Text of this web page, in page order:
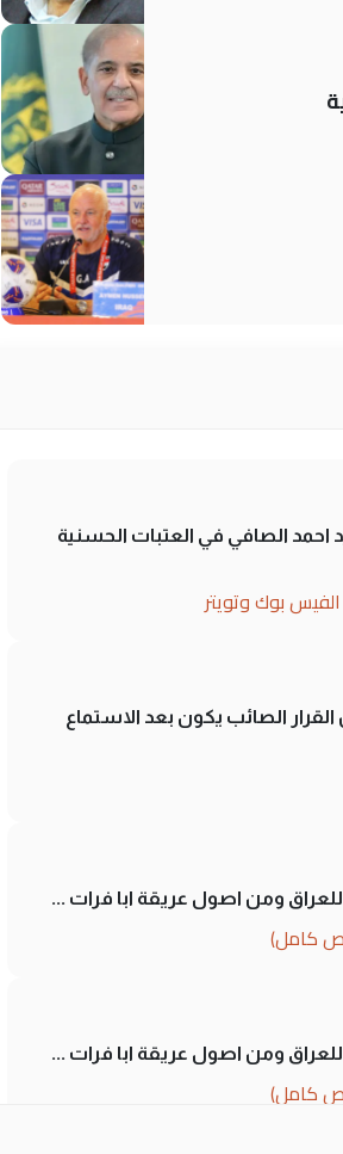
احمد الصافي في العتبات الحسنية
بوك وتويتر
الصائب يكون بعد الاستماع
ومن اصول عريقة ابا فرات ...
كامل)
ومن اصول عريقة ابا فرات ...
كامل)